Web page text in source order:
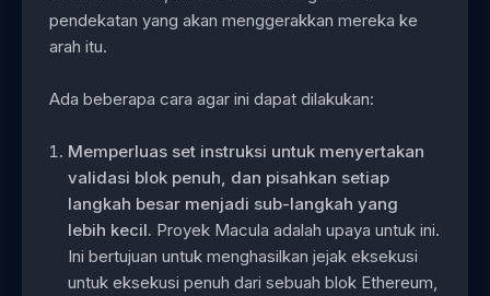
pendekatan yang akan menggerakkan mereka ke
arah itu.
Ada beberapa cara agar ini dapat dilakukan:
Memperluas set instruksi untuk menyertakan
validasi blok penuh, dan pisahkan setiap
langkah besar menjadi sub-langkah yang
lebih kecil. Proyek Macula adalah upaya untuk ini.
Ini bertujuan untuk menghasilkan jejak eksekusi
untuk eksekusi penuh dari sebuah blok Ethereum,